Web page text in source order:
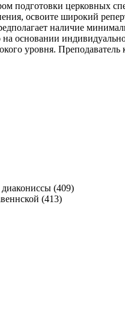
церковных
освоите широкий
наличие
основании
уровня. Преподаватель
(409)
(413)